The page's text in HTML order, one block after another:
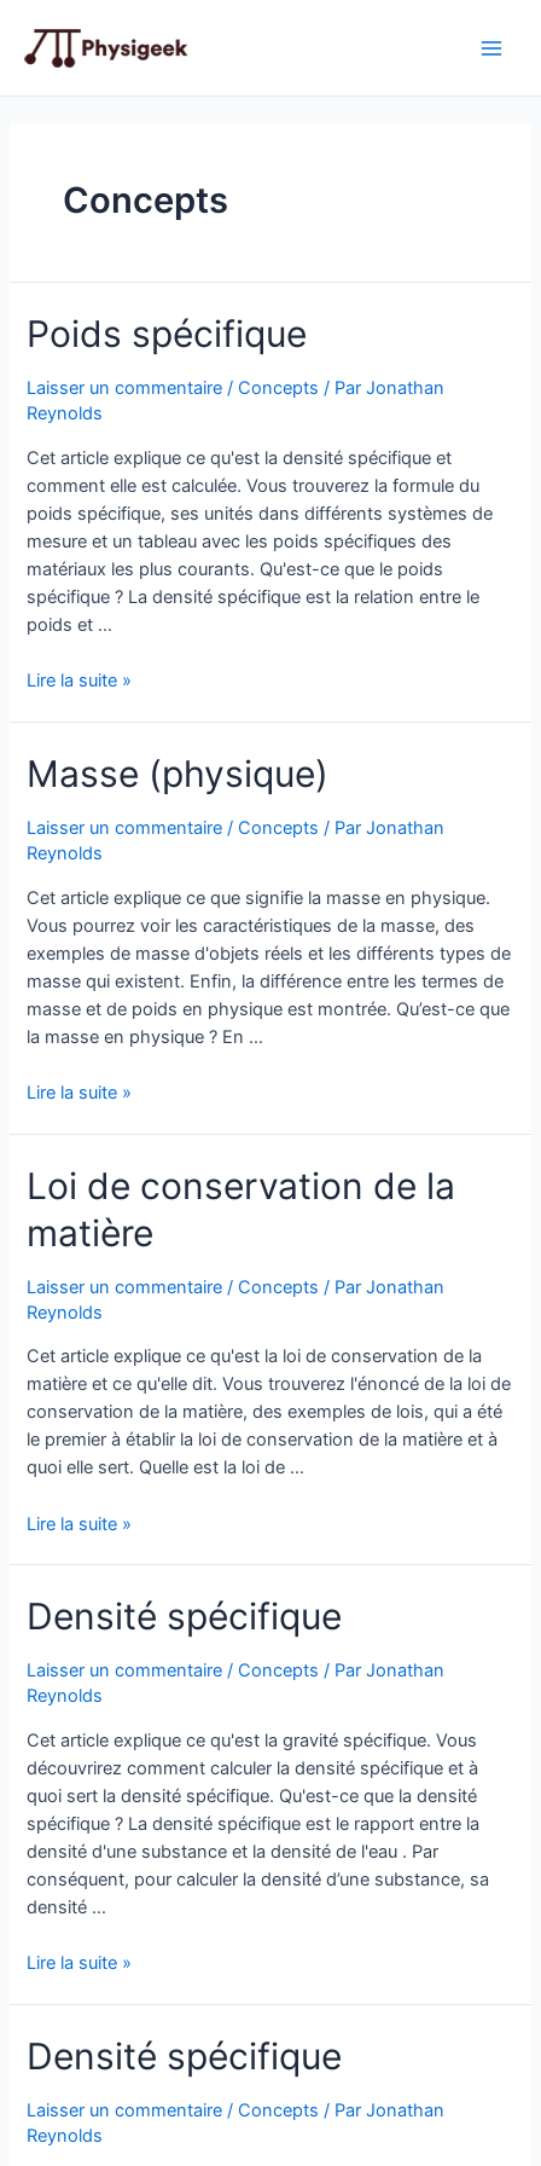
contenu
Concepts
Poids spécifique
Laisser un commentaire /Concepts / ParJonathan
Reynolds
Cet article explique ce qu'est la densité spécifique et
comment elle est calculée. Vous trouverez la formule du
poids spécifique, ses unités dans différents systèmes de
mesure et un tableau avec les poids spécifiques des
matériaux les plus courants. Qu'est-ce que le poids
spécifique ? La densité spécifique est la relation entre le
poids et …
Poids
Lire la suite »
Masse (physique)
Laisser un commentaire /Concepts / ParJonathan
Reynolds
Cet article explique ce que signifie la masse en physique.
Vous pourrez voir les caractéristiques de la masse, des
exemples de masse d'objets réels et les différents types de
masse qui existent. Enfin, la différence entre les termes de
masse et de poids en physique est montrée. Qu’est-ce que
la masse en physique ? En …
Masse
Lire la suite »
Loi de conservation de la
matière
Laisser un commentaire /Concepts / ParJonathan
Reynolds
Cet article explique ce qu'est la loi de conservation de la
matière et ce qu'elle dit. Vous trouverez l'énoncé de la loi de
conservation de la matière, des exemples de lois, qui a été
le premier à établir la loi de conservation de la matière et à
quoi elle sert. Quelle est la loi de …
Loi
de
la
matière
Lire la suite »
Densité spécifique
Laisser un commentaire /Concepts / ParJonathan
Reynolds
Cet article explique ce qu'est la gravité spécifique. Vous
découvrirez comment calculer la densité spécifique et à
quoi sert la densité spécifique. Qu'est-ce que la densité
spécifique ? La densité spécifique est le rapport entre la
densité d'une substance et la densité de l'eau . Par
conséquent, pour calculer la densité d’une substance, sa
densité …
Densité
Lire la suite »
Densité spécifique
Laisser un commentaire /Concepts / ParJonathan
Reynolds